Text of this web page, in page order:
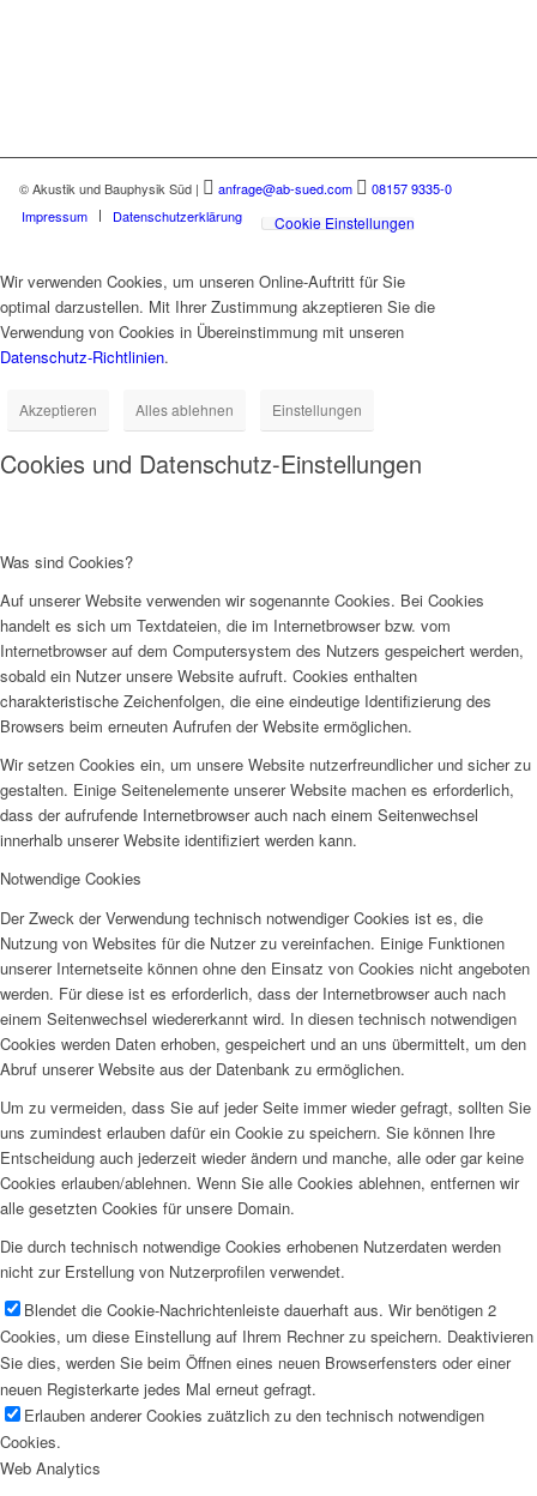
© Akustik und Bauphysik Süd | anfrage@ab-sued.com
08157 9335-0
Impressum
Datenschutzerklärung Cookie Einstellungen
Wir verwenden Cookies, um unseren Online-Auftritt für Sie
optimal darzustellen. Mit Ihrer Zustimmung akzeptieren Sie die
Verwendung von Cookies in Übereinstimmung mit unseren
Datenschutz-Richtlinien.
Akzeptieren Alles ablehnen Einstellungen
Cookies und Datenschutz-Einstellungen
Was sind Cookies?
Auf unserer Website verwenden wir sogenannte Cookies. Bei Cookies
handelt es sich um Textdateien, die im Internetbrowser bzw. vom
Internetbrowser auf dem Computersystem des Nutzers gespeichert werden,
sobald ein Nutzer unsere Website aufruft. Cookies enthalten
charakteristische Zeichenfolgen, die eine eindeutige Identifizierung des
Browsers beim erneuten Aufrufen der Website ermöglichen.
Wir setzen Cookies ein, um unsere Website nutzerfreundlicher und sicher zu
gestalten. Einige Seitenelemente unserer Website machen es erforderlich,
dass der aufrufende Internetbrowser auch nach einem Seitenwechsel
innerhalb unserer Website identifiziert werden kann.
Notwendige Cookies
Der Zweck der Verwendung technisch notwendiger Cookies ist es, die
Nutzung von Websites für die Nutzer zu vereinfachen. Einige Funktionen
unserer Internetseite können ohne den Einsatz von Cookies nicht angeboten
werden. Für diese ist es erforderlich, dass der Internetbrowser auch nach
einem Seitenwechsel wiedererkannt wird. In diesen technisch notwendigen
Cookies werden Daten erhoben, gespeichert und an uns übermittelt, um den
Abruf unserer Website aus der Datenbank zu ermöglichen.
Um zu vermeiden, dass Sie auf jeder Seite immer wieder gefragt, sollten Sie
uns zumindest erlauben dafür ein Cookie zu speichern. Sie können Ihre
Entscheidung auch jederzeit wieder ändern und manche, alle oder gar keine
Cookies erlauben/ablehnen. Wenn Sie alle Cookies ablehnen, entfernen wir
alle gesetzten Cookies für unsere Domain.
Die durch technisch notwendige Cookies erhobenen Nutzerdaten werden
nicht zur Erstellung von Nutzerprofilen verwendet.
Blendet die Cookie-Nachrichtenleiste dauerhaft aus. Wir benötigen 2
Cookies, um diese Einstellung auf Ihrem Rechner zu speichern. Deaktivieren
Sie dies, werden Sie beim Öffnen eines neuen Browserfensters oder einer
neuen Registerkarte jedes Mal erneut gefragt.
Erlauben anderer Cookies zuätzlich zu den technisch notwendigen
Cookies.
Web Analytics